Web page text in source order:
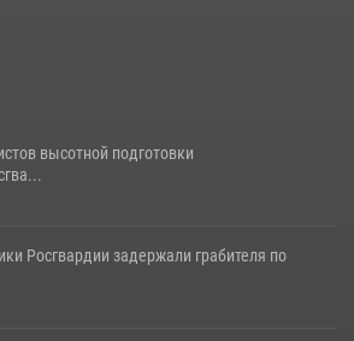
высотной подготовки
Росгвардии задержали грабителя по